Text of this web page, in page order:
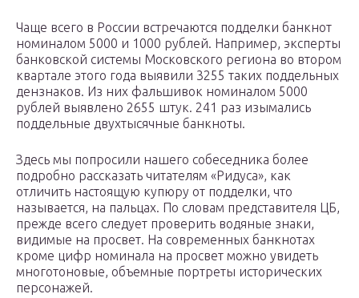
Чаще всего в России встречаются подделки банкнот
номиналом 5000 и 1000 рублей. Например, эксперты
банковской системы Московского региона во втором
квартале этого года выявили 3255 таких поддельных
дензнаков. Из них фальшивок номиналом 5000
рублей выявлено 2655 штук. 241 раз изымались
поддельные двухтысячные банкноты.
Здесь мы попросили нашего собеседника более
подробно рассказать читателям «Ридуса», как
отличить настоящую купюру от подделки, что
называется, на пальцах. По словам представителя ЦБ,
прежде всего следует проверить водяные знаки,
видимые на просвет. На современных банкнотах
кроме цифр номинала на просвет можно увидеть
многотоновые, объемные портреты исторических
персонажей.